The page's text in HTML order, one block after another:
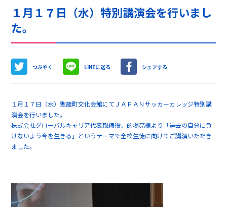
１月１７日（水）特別講演会を行いまし
た。
つぶやく LINEに送る シェアする
１月１７日（水）聖籠町文化会館にてＪＡＰＡＮサッカーカレッジ特別講
演会を行いました。
株式会社グローバルキャリア代表取締役、的場亮様より「過去の自分に負
けないよう今を生きる」というテーマで全校生徒に向けてご講演いただき
ました。